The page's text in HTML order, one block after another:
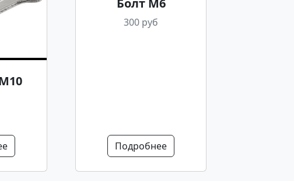
Болт М6
300 руб
Подробнее